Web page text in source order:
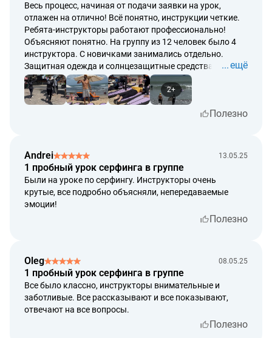
срок рассмотрения возврата денежных средств – до 5
календарных дней от даты обращения.
срок возврата денежных средств – до 14
календарных дней от даты обращения. Возврат
денежных средств осуществляется по курсу, который
был в день поступления средств на расчетный счет
MyBaliTrips.com
Весь процесс, начиная от подачи заявки на урок,
отлажен на отлично! Всё понятно, инструкции четкие.
Ребята-инструкторы работают профессионально!
Объясняют понятно. На группу из 12 человек было 4
инструктора. С новичками занимались отдельно.
Защитная одежда и солнцезащитные средства,
полотенца, возможность принять душ, обратная связь
по видеозаписям, фото- видеосъемка каждого
участника - все супер! Спасибо за такую организацию!
ещё
2+
Полезно
Andrei 13.05.25
1 пробный урок серфинга в группе
Были на уроке по серфингу. Инструкторы очень
крутые, все подробно объясняли, непередаваемые
эмоции!
Полезно
Oleg 08.05.25
1 пробный урок серфинга в группе
Все было классно, инструкторы внимательные и
заботливые. Все рассказывают и все показывают,
отвечают на все вопросы.
Полезно